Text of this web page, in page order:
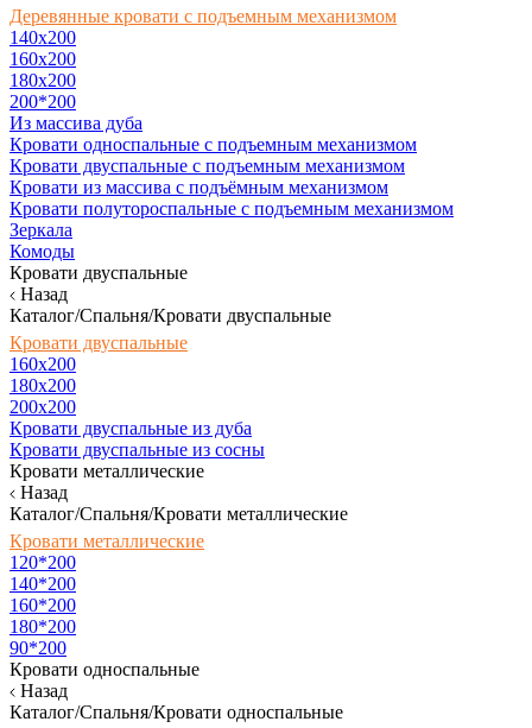
Деревянные кровати с подъемным механизмом
140x200
160х200
180х200
200*200
Из массива дуба
Кровати односпальные с подъемным механизмом
Кровати двуспальные с подъемным механизмом
Кровати из массива с подъёмным механизмом
Кровати полутороспальные с подъемным механизмом
Зеркала
Комоды
Кровати двуспальные
Назад
Каталог/Спальня/Кровати двуспальные
Кровати двуспальные
160х200
180x200
200x200
Кровати двуспальные из дуба
Кровати двуспальные из сосны
Кровати металлические
Назад
Каталог/Спальня/Кровати металлические
Кровати металлические
120*200
140*200
160*200
180*200
90*200
Кровати односпальные
Назад
Каталог/Спальня/Кровати односпальные